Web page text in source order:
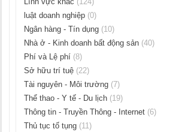
luật doanh nghiệp (0)
Ngân hàng - Tín dụng (10)
Nhà ở - Kinh doanh bất động sản (40)
Phí và Lệ phí (8)
Sở hữu trí tuệ (22)
Tài nguyên - Môi trường (7)
Thể thao - Y tế - Du lịch (19)
Thông tin - Truyền Thông - Internet (6)
Thủ tục tố tụng (11)